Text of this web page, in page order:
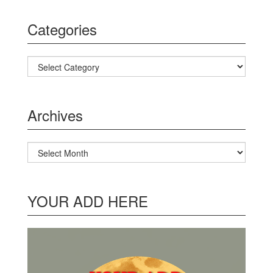
Categories
Categories
Archives
Archives
YOUR ADD HERE